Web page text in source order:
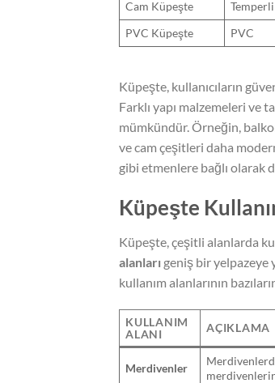
Cam Küpeşte
PVC Küpeşte
PVC
Küpeşte, kullanıcıların
Farklı yapı malzemeleri ve
mümkündür. Örneğin,
ve cam çeşitleri daha
gibi etmenlere bağlı olarak
Küpeşte
Küpeşte, çeşitli alanlarda
alanları geniş bir yelpazeye
kullanım alanlarının
KULLANIM
ALANI
AÇIKLAMA
Merdivenler